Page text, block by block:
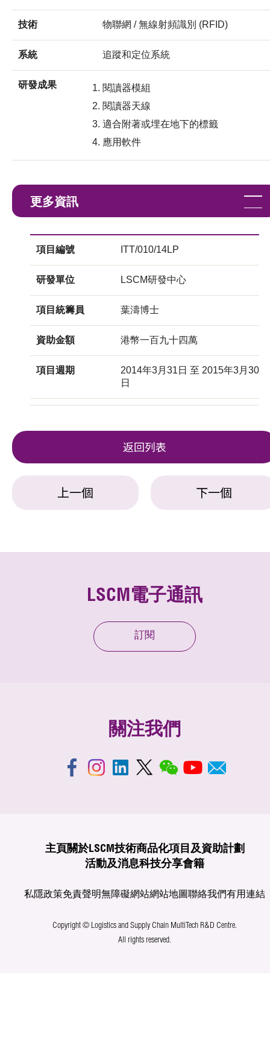
技術 物聯網 / 無線射頻識別 (RFID)
系統 追蹤和定位系統
研發成果
閱讀器模組
閱讀器天線
適合附著或埋在地下的標籤
應用軟件
更多資訊
項目編號 ITT/010/14LP
研發單位 LSCM研發中心
項目統籌員 葉濤博士
資助金額 港幣一百九十四萬
項目週期
2014年3月31日 至 2015年3月30
日
返回列表
上一個 下一個
LSCM電子通訊
訂閱
關注我們
主頁 關於LSCM技術商品化項目及資助計劃
活動及消息科技分享會籍
私隱政策免責聲明無障礙網站網站地圖聯絡我們有用連結
Copyright © Logistics and Supply Chain MultiTech R&D Centre.
All rights reserved.